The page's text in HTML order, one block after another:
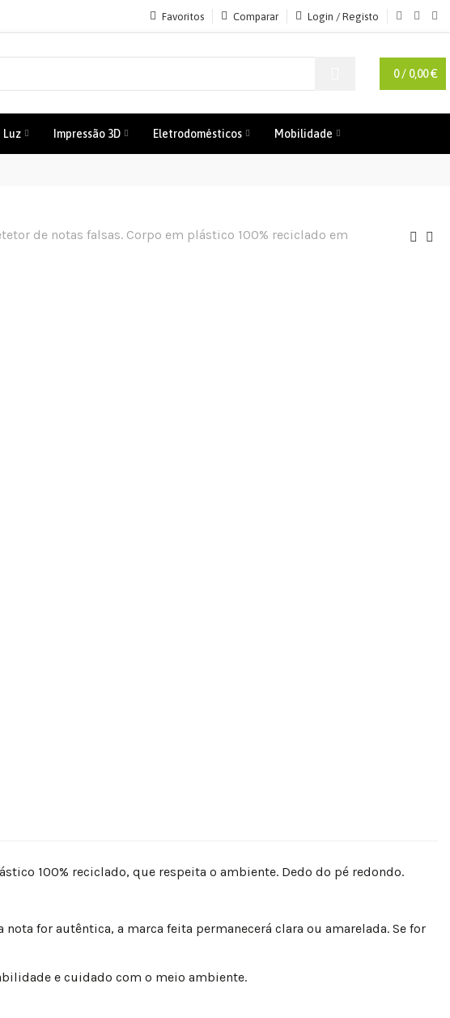
Favoritos Comparar Login / Registo
0/ 0,00€
Luz Impressão 3D Eletrodomésticos Mobilidade
de notas falsas. Corpo em plástico 100% reciclado em
100% reciclado, que respeita o ambiente. Dedo do pé redondo.
for autêntica, a marca feita permanecerá clara ou amarelada. Se for
e cuidado com o meio ambiente.